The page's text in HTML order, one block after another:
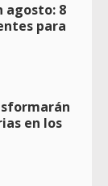
agosto: 8
para
en los